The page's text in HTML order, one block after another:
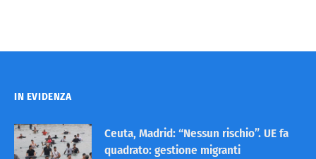
IN EVIDENZA
Ceuta, Madrid: “Nessun rischio”. UE fa
quadrato: gestione migranti